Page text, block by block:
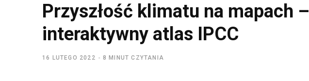
Przyszłość klimatu na mapach –
interaktywny atlas IPCC
16 LUTEGO 2022 8 MINUT CZYTANIA